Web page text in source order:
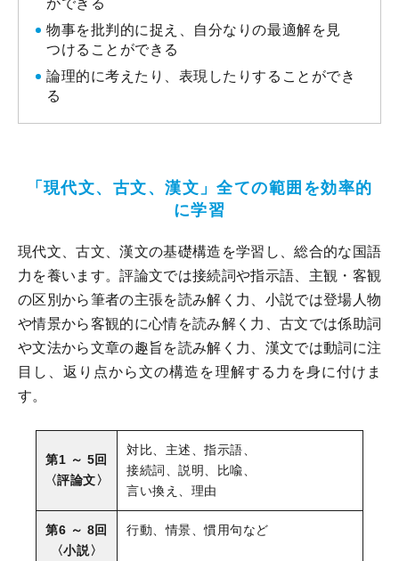
ができる
物事を批判的に捉え、自分なりの最適解を見
つけることができる
論理的に考えたり、表現したりすることができ
る
「現代文、古文、漢文」全ての範囲を効率的
に学習
現代文、古文、漢文の基礎構造を学習し、総合的な国語
力を養います。評論文では接続詞や指示語、主観・客観
の区別から筆者の主張を読み解く力、小説では登場人物
や情景から客観的に心情を読み解く力、古文では係助詞
や文法から文章の趣旨を読み解く力、漢文では動詞に注
目し、返り点から文の構造を理解する力を身に付けま
す。
対比、主述、指示語、
接続詞、説明、比喩、
言い換え、理由
行動、情景、慣用句など